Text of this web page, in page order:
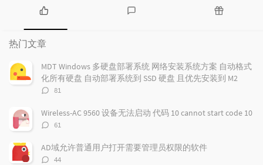
热
门
文
章
论
章
热门文章
MDT Windows 多硬盘部署系统 网络安装系统方案 自动格式
化所有硬盘 自动部署系统到 SSD 硬盘 且优先安装到 M2
评
数：
81
Wireless-AC 9560 设备无法启动 代码 10 cannot start code 10
评
数：
61
AD域允许普通用户打开需要管理员权限的软件
评
44